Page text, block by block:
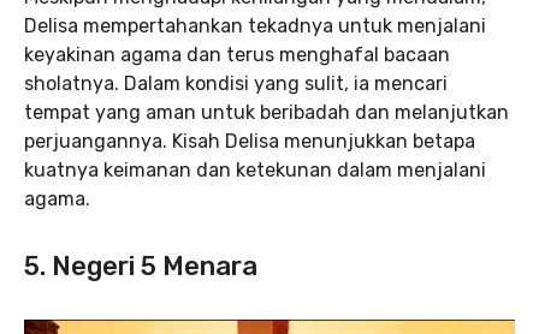
Delisa mempertahankan tekadnya untuk menjalani
keyakinan agama dan terus menghafal bacaan
sholatnya. Dalam kondisi yang sulit, ia mencari
tempat yang aman untuk beribadah dan melanjutkan
perjuangannya. Kisah Delisa menunjukkan betapa
kuatnya keimanan dan ketekunan dalam menjalani
agama.
5. Negeri 5 Menara